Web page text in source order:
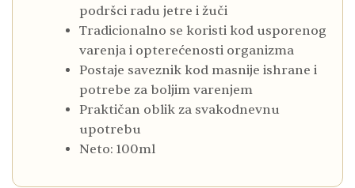
podršci radu jetre i žuči
Tradicionalno se koristi kod usporenog
varenja i opterećenosti organizma
Postaje saveznik kod masnije ishrane i
potrebe za boljim varenjem
Praktičan oblik za svakodnevnu
upotrebu
Neto: 100ml